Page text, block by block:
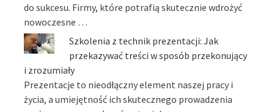
do sukcesu. Firmy, które potrafią skutecznie wdrożyć
nowoczesne …
Szkolenia z technik prezentacji: Jak
przekazywać treści w sposób przekonujący
i zrozumiały
Prezentacje to nieodłączny element naszej pracy i
życia, a umiejętność ich skutecznego prowadzenia